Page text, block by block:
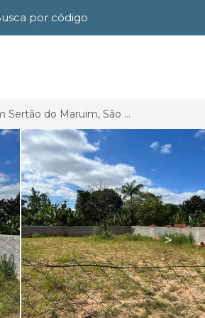
Terreno/Lote em Sertão do Maruim, São José-SC por R$ 360.000
>